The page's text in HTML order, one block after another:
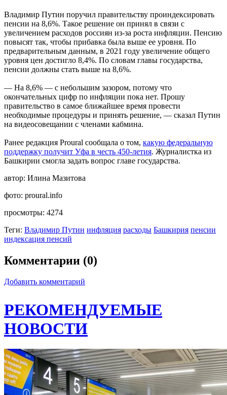
Владимир Путин поручил правительству проиндексировать
пенсии на 8,6%. Такое решение он принял в связи с
увеличением расходов россиян из-за роста инфляции. Пенсию
повысят так, чтобы прибавка была выше ее уровня. По
предварительным данным, в 2021 году увеличение общего
уровня цен достигло 8,4%. По словам главы государства,
пенсии должны стать выше на 8,6%.
— На 8,6% — с небольшим зазором, потому что
окончательных цифр по инфляции пока нет. Прошу
правительство в самое ближайшее время провести
необходимые процедуры и принять решение, — сказал Путин
на видеосовещании с членами кабмина.
Ранее редакция Proural сообщала о том, какую федеральную
поддержку получит Уфа в честь 450-летия. Журналистка из
Башкирии смогла задать вопрос главе государства.
автор: Илина Мазитова
фото: proural.info
просмотры: 4274
Теги: Владимир Путин инфляция расходы Башкирия пенсии
индексация пенсий
Комментарии (0)
Добавить комментарий
РЕКОМЕНДУЕМЫЕ
НОВОСТИ